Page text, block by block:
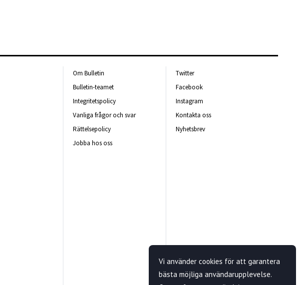
Om Bulletin
Bulletin-teamet
Integritetspolicy
Vanliga frågor och svar
Rättelsepolicy
Jobba hos oss
Twitter
Facebook
Instagram
Kontakta oss
Nyhetsbrev
Vi använder cookies för att garantera
bästa möjliga användarupplevelse.